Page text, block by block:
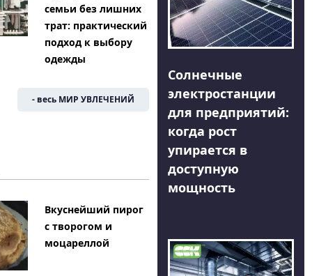
семьи без лишних
трат: практический
подход к выбору
одежды
- весь МИР УВЛЕЧЕНИЙ
Вкуснейший пирог
с творогом и
моцареллой
Солнечные
электростанции
для предприятий:
когда рост
упирается в
доступную
мощность